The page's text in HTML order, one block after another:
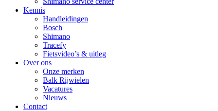
Kennis
Handleidingen
Bosch
Shimano
Tracefy
Fietsvideo’s & uitleg
Over ons
Onze merken
Balk Rijwielen
Vacatures
Nieuws
Contact